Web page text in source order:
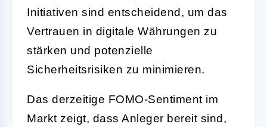
Initiativen sind entscheidend, um das
Vertrauen in digitale Währungen zu
stärken und potenzielle
Sicherheitsrisiken zu minimieren.
Das derzeitige FOMO-Sentiment im
Markt zeigt, dass Anleger bereit sind,